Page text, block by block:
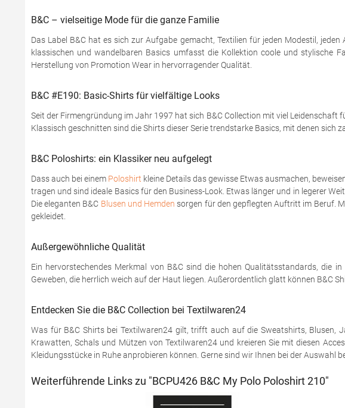
B&C – vielseitige Mode für die ganze Familie
Das Label B&C hat es sich zur Aufgabe gemacht, Textilien für jeden Modestil,
klassischen und wandelbaren Basics umfasst die Kollektion coole und stylische
Herstellung von Promotion Wear in hervorragender Qualität.
B&C #E190: Basic-Shirts für vielfältige Looks
Seit der Firmengründung im Jahr 1997 hat sich B&C Collection mit viel Leidenschaft
Klassisch geschnitten sind die Shirts dieser Serie trendstarke Basics, mit denen sich
B&C Poloshirts: ein Klassiker neu aufgelegt
Dass auch bei einem Poloshirt kleine Details das gewisse Etwas ausmachen,
tragen und sind ideale Basics für den Business-Look. Etwas länger und in legerer
Die eleganten B&C Blusen und Hemden sorgen für den gepflegten Auftritt im Beruf.
gekleidet.
Außergewöhnliche Qualität
Ein hervorstechendes Merkmal von B&C sind die hohen Qualitätsstandards, die
Geweben, die herrlich weich auf der Haut liegen. Außerordentlich glatt können B&C
Entdecken Sie die B&C Collection bei Textilwaren24
Was für B&C Shirts bei Textilwaren24 gilt, trifft auch auf die Sweatshirts, Blusen,
Krawatten, Schals und Mützen von Textilwaren24 und kreieren Sie mit diesen
Kleidungsstücke in Ruhe anprobieren können. Gerne sind wir Ihnen bei der Auswahl
Weiterführende Links zu "BCPU426 B&C My Polo Poloshirt 210"